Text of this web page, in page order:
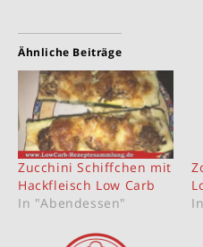
Ähnliche Beiträge
Zucchini Schiffchen mit
Hackfleisch Low Carb
In "Abendessen"